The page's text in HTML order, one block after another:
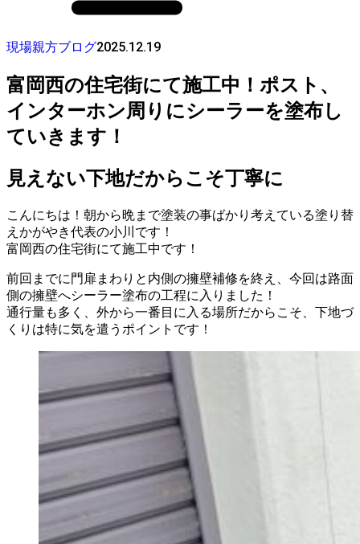
現場親方ブログ2025.12.19
富岡西の住宅街にて施工中！ポスト、
インターホン周りにシーラーを塗布し
ていきます！
見えない下地だからこそ丁寧に
こんにちは！朝から晩まで塗装の事ばかり考えている塗り替
えかがやき代表の小川です！
富岡西の住宅街にて施工中です！
前回までに門扉まわりと内側の擁壁補修を終え、今回は路面
側の擁壁へシーラー塗布の工程に入りました！
通行量も多く、外から一番目に入る場所だからこそ、下地づ
くりは特に気を遣うポイントです！